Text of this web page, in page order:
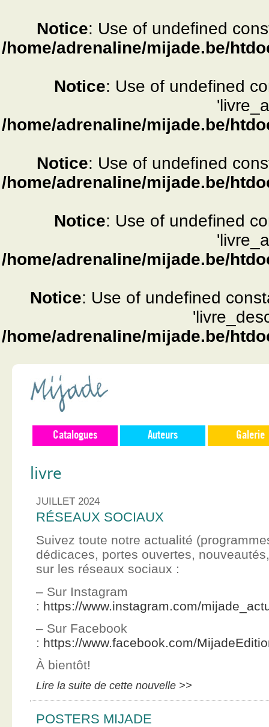
Notice: Use of undefined
/home/adrenaline/mijade.be/
Notice: Use of undefined
/home/adrenaline/mijade.be/
Notice: Use of undefined
/home/adrenaline/mijade.be/
Notice: Use of undefined
/home/adrenaline/mijade.be/
Notice: Use of undefined
/home/adrenaline/mijade.be/
Catalogues Auteurs Galerie
livre
JUILLET 2024
RÉSEAUX SOCIAUX
Suivez toute notre actualité
dédicaces, portes ouvertes,
sur les réseaux sociaux :
– Sur Instagram
: https://www.instagram.com/
– Sur Facebook
: https://www.facebook.com/
À bientôt!
Lire la suite de cette nouvelle >>
POSTERS MIJADE